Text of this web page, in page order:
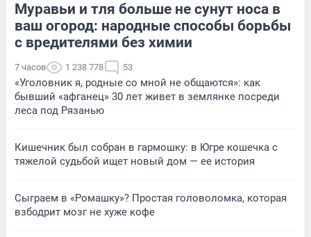
Муравьи и тля больше не сунут носа в
ваш огород: народные способы борьбы
с вредителями без химии
7 часов 1 238 778 53
«Уголовник я, родные со мной не общаются»: как
бывший «афганец» 30 лет живет в землянке посреди
леса под Рязанью
Кишечник был собран в гармошку: в Югре кошечка с
тяжелой судьбой ищет новый дом — ее история
Сыграем в «Ромашку»? Простая головоломка, которая
взбодрит мозг не хуже кофе